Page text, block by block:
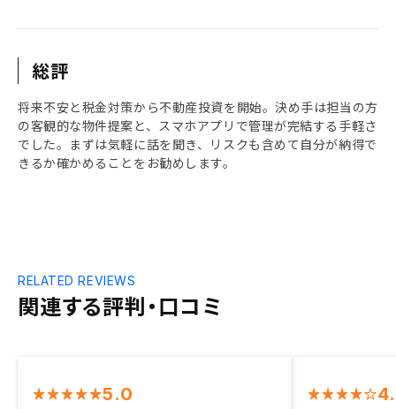
総評
将来不安と税金対策から不動産投資を開始。決め手は担当の方
の客観的な物件提案と、スマホアプリで管理が完結する手軽さ
でした。まずは気軽に話を聞き、リスクも含めて自分が納得で
きるか確かめることをお勧めします。
関連する評判・口コミ
RELATED REVIEWS
5.0